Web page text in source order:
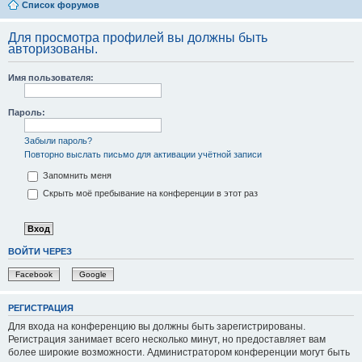
Список форумов
Для просмотра профилей вы должны быть
авторизованы.
Имя пользователя:
Пароль:
Забыли пароль?
Повторно выслать письмо для активации учётной записи
Запомнить меня
Скрыть моё пребывание на конференции в этот раз
ВОЙТИ ЧЕРЕЗ
Facebook Google
РЕГИСТРАЦИЯ
Для входа на конференцию вы должны быть зарегистрированы.
Регистрация занимает всего несколько минут, но предоставляет вам
более широкие возможности. Администратором конференции могут быть